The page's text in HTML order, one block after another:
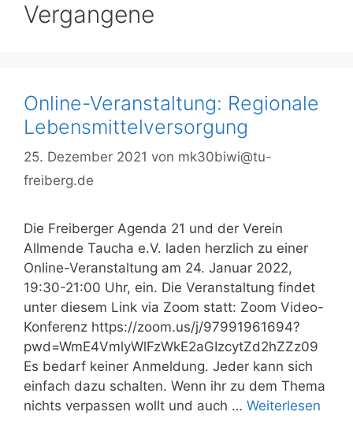
Vergangene
Online-Veranstaltung: Regionale
Lebensmittelversorgung
25. Dezember 2021 von mk30biwi@tu-
freiberg.de
Die Freiberger Agenda 21 und der Verein
Allmende Taucha e.V. laden herzlich zu einer
Online-Veranstaltung am 24. Januar 2022,
19:30-21:00 Uhr, ein. Die Veranstaltung findet
unter diesem Link via Zoom statt: Zoom Video-
Konferenz https://zoom.us/j/97991961694?
pwd=WmE4VmlyWlFzWkE2aGIzcytZd2hZZz09
Es bedarf keiner Anmeldung. Jeder kann sich
einfach dazu schalten. Wenn ihr zu dem Thema
nichts verpassen wollt und auch … Weiterlesen